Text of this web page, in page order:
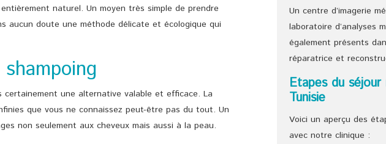
naturel. Un moyen très simple de prendre
aucun doute une méthode délicate et écologique qui
certainement une alternative valable et efficace. La
que vous ne connaissez peut-être pas du tout. Un
non seulement aux cheveux mais aussi à la peau.
Un centre d’imagerie
laboratoire d’analyses
également présents
réparatrice et
Etapes du séjour
Tunisie
Voici un aperçu des
avec notre clinique :